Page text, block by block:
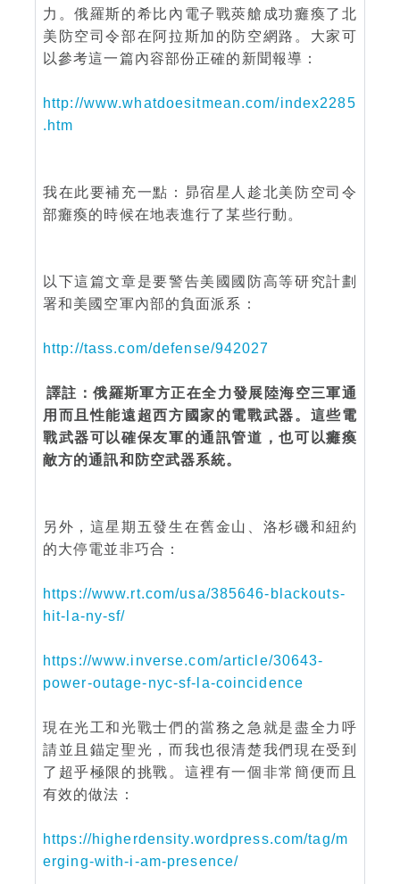
力。俄羅斯的希比內電子戰莢艙成功癱瘓了北
美防空司令部在阿拉斯加的防空網路。大家可
以參考這一篇內容部份正確的新聞報導：
http://www.whatdoesitmean.com/index2285
.htm
我在此要補充一點：昴宿星人趁北美防空司令
部癱瘓的時候在地表進行了某些行動。
以下這篇文章是要警告美國國防高等研究計劃
署和美國空軍內部的負面派系：
http://tass.com/defense/942027
譯註：俄羅斯軍方正在全力發展陸海空三軍通
用而且性能遠超西方國家的電戰武器。這些電
戰武器可以確保友軍的通訊管道，也可以癱瘓
敵方的通訊和防空武器系統。
另外，這星期五發生在舊金山、洛杉磯和紐約
的大停電並非巧合：
https://www.rt.com/usa/385646-blackouts-
hit-la-ny-sf/
https://www.inverse.com/article/30643-
power-outage-nyc-sf-la-coincidence
現在光工和光戰士們的當務之急就是盡全力呼
請並且錨定聖光，而我也很清楚我們現在受到
了超乎極限的挑戰。這裡有一個非常簡便而且
有效的做法：
https://higherdensity.wordpress.com/tag/m
erging-with-i-am-presence/